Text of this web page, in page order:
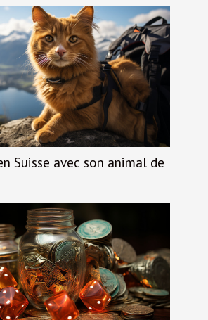
Suisse avec son animal de